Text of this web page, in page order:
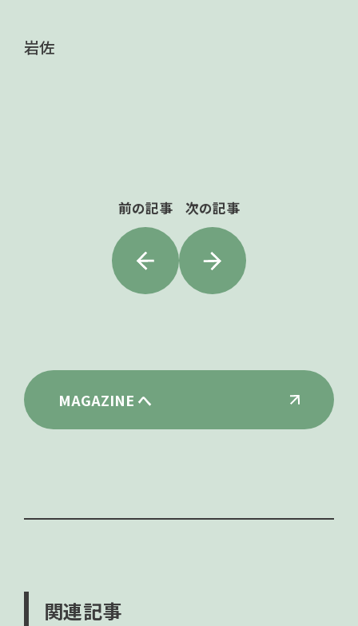
岩佐
前の記事 次の記事
MAGAZINE へ
関連記事